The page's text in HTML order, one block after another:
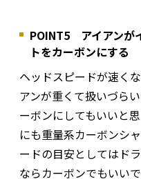
POINT5 アイアンが
トをカーボンにする
ヘッドスピードが速く
アンが重くて扱いづら
ーボンにしてもいいと
にも重量系カーボンシ
ードの目安としてはド
ならカーボンでもいい